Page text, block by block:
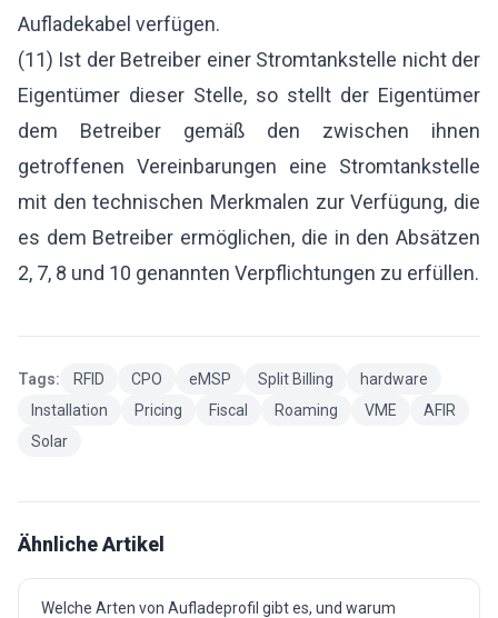
Aufladekabel verfügen.
(11) Ist der Betreiber einer Stromtankstelle nicht der
Eigentümer dieser Stelle, so stellt der Eigentümer
dem Betreiber gemäß den zwischen ihnen
getroffenen Vereinbarungen eine Stromtankstelle
mit den technischen Merkmalen zur Verfügung, die
es dem Betreiber ermöglichen, die in den Absätzen
2, 7, 8 und 10 genannten Verpflichtungen zu erfüllen.
Tags: RFID CPO eMSP Split Billing
hardware
Installation
Pricing Fiscal Roaming VME
AFIR
Solar
Ähnliche Artikel
Welche Arten von Aufladeprofil gibt es, und warum